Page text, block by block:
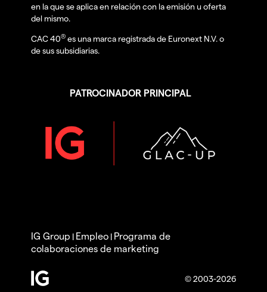
en la que se aplica en relación con la emisión u oferta
del mismo.
CAC 40® es una marca registrada de Euronext N.V. o
de sus subsidiarias.
PATROCINADOR PRINCIPAL
© 2003-2026
IG Group | Empleo | Programa de
colaboraciones de marketing